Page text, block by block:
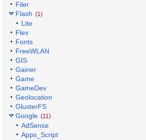
Filer
Flash (1)
Lite
Flex
Fonts
FreeWLAN
GIS
Gainer
Game
GameDev
Geolocation
GlusterFS
Google (11)
AdSense
Apps_Script